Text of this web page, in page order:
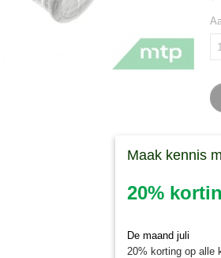
Maak kennis
20%
De maand juli
20% korting op alle